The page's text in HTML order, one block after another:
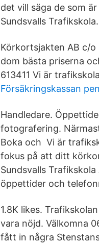
det vill säga de som
Sundsvalls
Körkortsjakten AB c/o
dom bästa priserna
613411 Vi är
Försäkringskassan
Handledare.
fotografering.
Boka och Vi är
fokus på att ditt
Sundsvalls
öppettider och
1.8K likes.
vara nöjd. Välkomna
fått in några